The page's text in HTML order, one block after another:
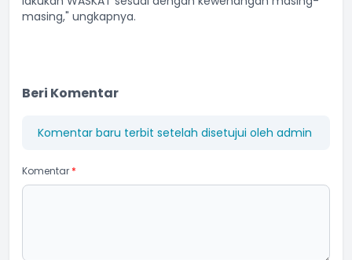
masing," ungkapnya.
Beri Komentar
Komentar baru terbit setelah disetujui oleh admin
Komentar *